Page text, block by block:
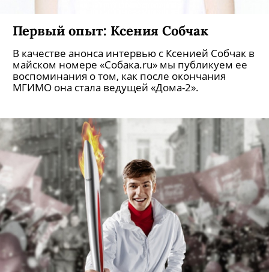
Первый опыт: Ксения Собчак
В качестве анонса интервью с Ксенией Собчак в
майском номере «Собака.ru» мы публикуем ее
воспоминания о том, как после окончания
МГИМО она стала ведущей «Дома-2».